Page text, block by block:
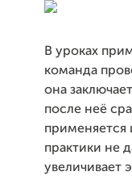
В уроках
команда
она
после неё
применяется
практики не
увеличивает